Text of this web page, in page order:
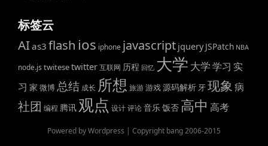
标签云
AIas3 flash ios iphone javascript jquery JSPatch NBA
node.js twitesetwitter互联网 历程 回忆 大学 大学学习 实
习 家 微博总结 成长 所想 旅游游戏源码解析 牙现象病
社团 编程 腾讯 观点 设计评论音乐饭否 高中 高考
Powered by Wordpress | Copyright bang 2006-2015